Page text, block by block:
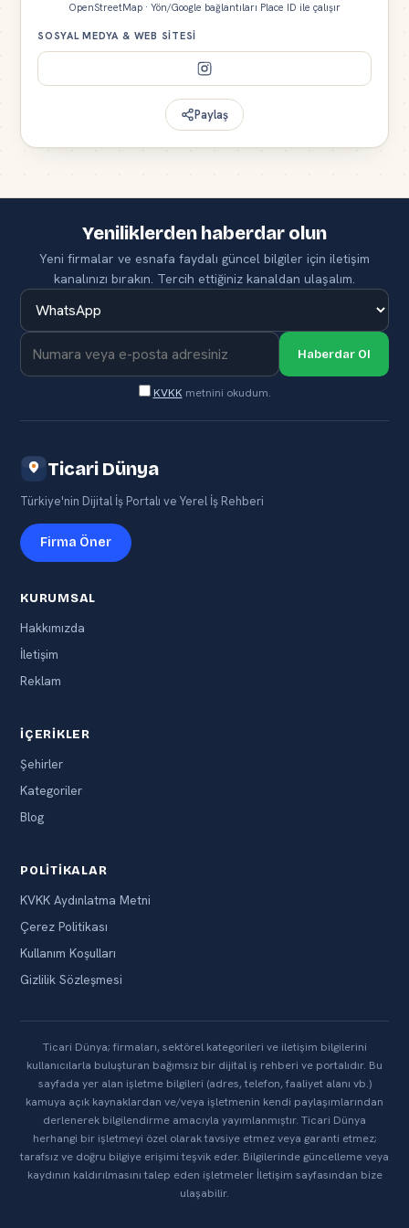
OpenStreetMap · Yön/Google bağlantıları Place ID ile çalışır
SOSYAL MEDYA & WEB SITESI
Paylaş
Yeniliklerden haberdar olun
Yeni firmalar ve esnafa faydalı güncel bilgiler için iletişim
kanalınızı bırakın. Tercih ettiğiniz kanaldan ulaşalım.
Haberdar Ol
KVKK metnini okudum.
Ticari Dünya
Türkiye'nin Dijital İş Portalı ve Yerel İş Rehberi
Firma Öner
KURUMSAL
Hakkımızda
İletişim
Reklam
İÇERIKLER
Şehirler
Kategoriler
Blog
POLITIKALAR
KVKK Aydınlatma Metni
Çerez Politikası
Kullanım Koşulları
Gizlilik Sözleşmesi
Ticari Dünya; firmaları, sektörel kategorileri ve iletişim bilgilerini
kullanıcılarla buluşturan bağımsız bir dijital iş rehberi ve portalıdır. Bu
sayfada yer alan işletme bilgileri (adres, telefon, faaliyet alanı vb.)
kamuya açık kaynaklardan ve/veya işletmenin kendi paylaşımlarından
derlenerek bilgilendirme amacıyla yayımlanmıştır. Ticari Dünya
herhangi bir işletmeyi özel olarak tavsiye etmez veya garanti etmez;
tarafsız ve doğru bilgiye erişimi teşvik eder. Bilgilerinde güncelleme veya
kaydının kaldırılmasını talep eden işletmeler İletişim sayfasından bize
ulaşabilir.